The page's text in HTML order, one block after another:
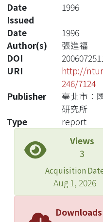
Date
Issued
1996
Date
1996
Author(s)
張進福
DOI
URI
http://
246/7124
Publisher
臺北市：
研究所
Type
report
Views
3
Acquisition
Aug 1, 2026
Downloads